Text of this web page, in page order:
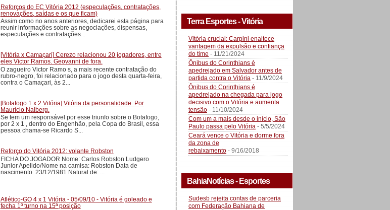
Reforços do EC Vitória 2012 (especulações, contratações,
renovações, saídas e os que ficam)
Assim como no anos anteriores, dedicarei esta página para
reunir informações sobre as negociações, dispensas,
especulações e contratações...
[Vitória x Camaçari] Cerezo relacionou 20 jogadores, entre
eles Victor Ramos. Geovanni de fora.
O zagueiro Victor Ramo s, a mais recente contratação do
rubro-negro, foi relacionado para o jogo desta quarta-feira,
contra o Camaçari, às 2...
[Botafogo 1 x 2 Vitória] Vitória da personalidade. Por
Maurício Naiberg.
Se tem um responsável por esse triunfo sobre o Botafogo,
por 2 x 1 , dentro do Engenhão, pela Copa do Brasil, essa
pessoa chama-se Ricardo S...
Reforço do Vitória 2012: volante Robston
FICHA DO JOGADOR Nome: Carlos Robston Ludgero
Junior Apelido/Nome na camisa: Robston Data de
nascimento: 23/12/1981 Natural de: ...
Atlético-GO 4 x 1 Vitória - 05/09/10 - Vitória é goleado e
fecha 1º turno na 15ª posição
Terra Esportes - Vitória
Vitória crucial: Carpini enaltece
vantagem da expulsão e confiança
do time - 11/21/2024
Ônibus do Corinthians é
apedrejado em Salvador antes de
partida contra o Vitória - 11/9/2024
Ônibus do Corinthians é
apedrejado na chegada para jogo
decisivo com o Vitória e aumenta
tensão - 11/10/2024
Com um a mais desde o início, São
Paulo passa pelo Vitória - 5/5/2024
Ceará vence o Vitória e dorme fora
da zona de
rebaixamento - 9/16/2018
BahiaNotícias - Esportes
Sudesb rejeita contas de parceria
com Federação Bahiana de